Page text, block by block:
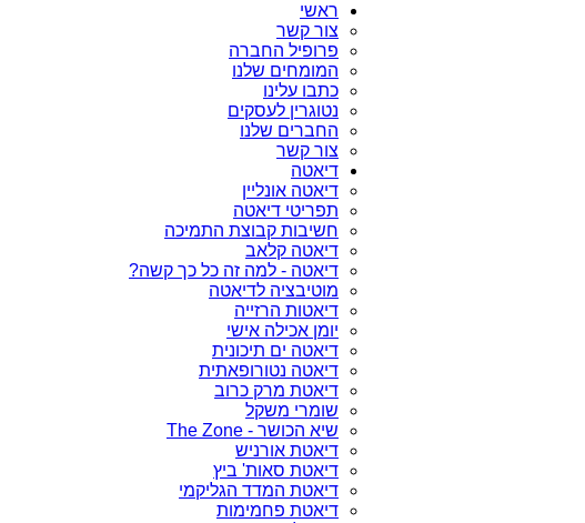
ראשי
צור קשר
פרופיל החברה
המומחים שלנו
כתבו עלינו
נטוגרין לעסקים
החברים שלנו
צור קשר
דיאטה
דיאטה אונליין
תפריטי דיאטה
חשיבות קבוצת התמיכה
דיאטה קלאב
דיאטה - למה זה כל כך קשה?
מוטיבציה לדיאטה
דיאטות הרזייה
יומן אכילה אישי
דיאטה ים תיכונית
דיאטה נטורופאתית
דיאטת מרק כרוב
שומרי משקל
שיא הכושר - The Zone
דיאטת אורניש
דיאטת סאות' ביץ
דיאטת המדד הגליקמי
דיאטת פחמימות